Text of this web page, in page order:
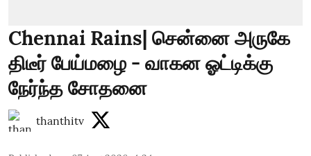
Chennai Rains| சென்னை அருகே
திடீர் பேய்மழை - வாகன ஓட்டிக்கு
நேர்ந்த சோதனை
thanthitv